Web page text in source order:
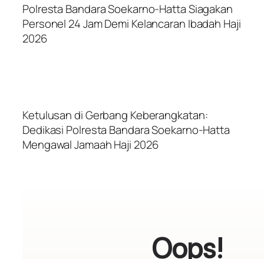
Polresta Bandara Soekarno-Hatta Siagakan
Personel 24 Jam Demi Kelancaran Ibadah Haji
2026
Ketulusan di Gerbang Keberangkatan:
Dedikasi Polresta Bandara Soekarno-Hatta
Mengawal Jamaah Haji 2026